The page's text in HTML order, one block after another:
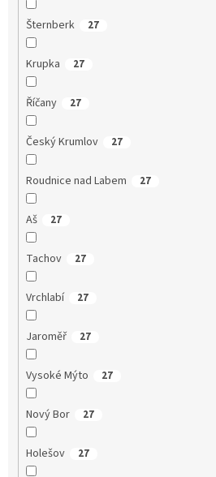
Šternberk 27
Krupka 27
Říčany 27
Český Krumlov 27
Roudnice nad Labem 27
Aš 27
Tachov 27
Vrchlabí 27
Jaroměř 27
Vysoké Mýto 27
Nový Bor 27
Holešov 27